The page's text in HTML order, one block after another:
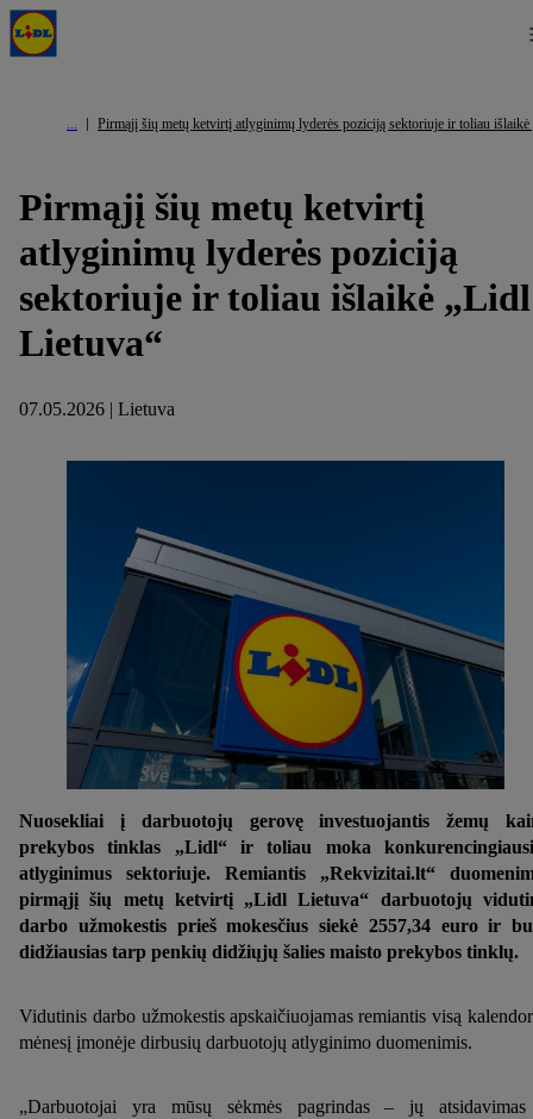
Pirmąjį šių metų ketvirtį atlyginimų lyderės poziciją sektoriuje ir toliau
Pirmąjį šių metų ketvirtį
atlyginimų lyderės poziciją
sektoriuje ir toliau išlaikė „Lidl
Lietuva“
07.05.2026 | Lietuva
Nuosekliai į darbuotojų gerovę investuojantis žemų
prekybos tinklas „Lidl“ ir toliau moka
atlyginimus sektoriuje. Remiantis „Rekvizitai.lt“
pirmąjį šių metų ketvirtį „Lidl Lietuva“ darbuotojų
darbo užmokestis prieš mokesčius siekė 2557,34 euro ir
didžiausias tarp penkių didžiųjų šalies maisto prekybos tinklų.
Vidutinis darbo užmokestis apskaičiuojamas remiantis visą
mėnesį įmonėje dirbusių darbuotojų atlyginimo duomenimis.
„Darbuotojai yra mūsų sėkmės pagrindas – jų